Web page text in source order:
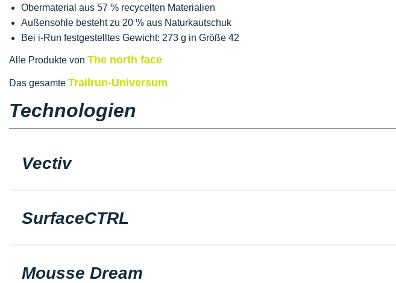
Obermaterial aus 57 % recycelten Materialien
Außensohle besteht zu 20 % aus Naturkautschuk
Bei i-Run festgestelltes Gewicht: 273 g in Größe 42
Alle Produkte von The north face
Das gesamte Trailrun-Universum
Technologien
Vectiv
SurfaceCTRL
Mousse Dream